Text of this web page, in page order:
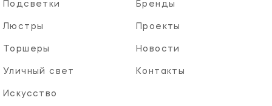
Подсветки
Люстры
Торшеры
Уличный свет
Искусство
Бренды
Проекты
Новости
Контакты